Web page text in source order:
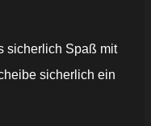
sicherlich Spaß mit
sicherlich ein